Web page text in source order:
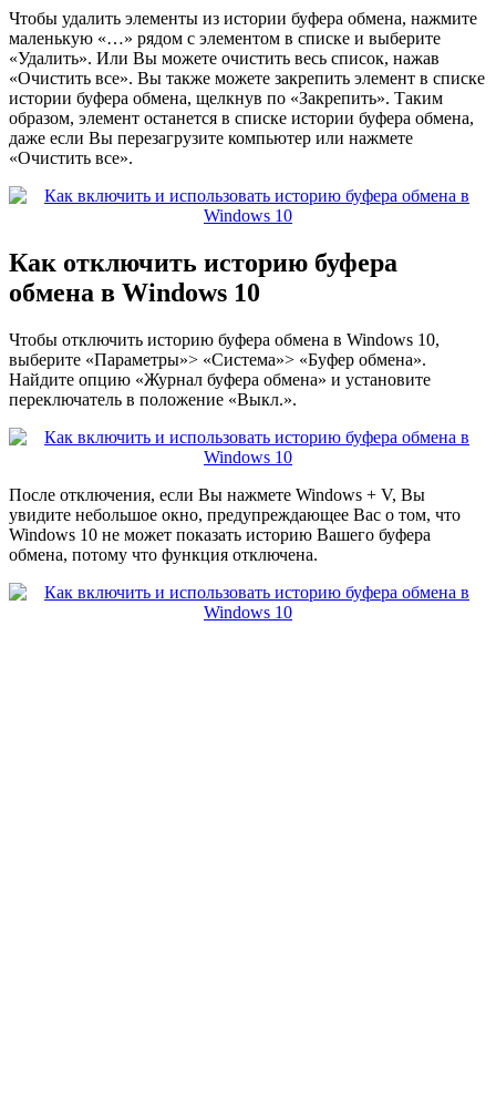
Чтобы удалить элементы из истории буфера обмена, нажмите
маленькую «…» рядом с элементом в списке и выберите
«Удалить». Или Вы можете очистить весь список, нажав
«Очистить все». Вы также можете закрепить элемент в списке
истории буфера обмена, щелкнув по «Закрепить». Таким
образом, элемент останется в списке истории буфера обмена,
даже если Вы перезагрузите компьютер или нажмете
«Очистить все».
Как отключить историю буфера
обмена в Windows 10
Чтобы отключить историю буфера обмена в Windows 10,
выберите «Параметры»> «Система»> «Буфер обмена».
Найдите опцию «Журнал буфера обмена» и установите
переключатель в положение «Выкл.».
После отключения, если Вы нажмете Windows + V, Вы
увидите небольшое окно, предупреждающее Вас о том, что
Windows 10 не может показать историю Вашего буфера
обмена, потому что функция отключена.